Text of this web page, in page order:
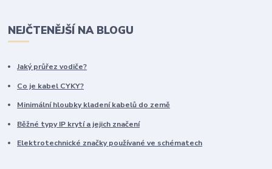
NEJČTENĚJŠÍ NA BLOGU
Jaký průřez vodiče?
Co je kabel CYKY?
Minimální hloubky kladení kabelů do země
Běžné typy IP krytí a jejich značení
Elektrotechnické značky používané ve schématech